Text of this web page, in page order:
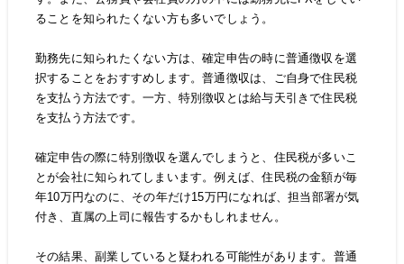
ることを知られたくない方も多いでしょう。
勤務先に知られたくない方は、確定申告の時に普通徴収を選
択することをおすすめします。普通徴収は、ご自身で住民税
を支払う方法です。一方、特別徴収とは給与天引きで住民税
を支払う方法です。
確定申告の際に特別徴収を選んでしまうと、住民税が多いこ
とが会社に知られてしまいます。例えば、住民税の金額が毎
年10万円なのに、その年だけ15万円になれば、担当部署が気
付き、直属の上司に報告するかもしれません。
その結果、副業していると疑われる可能性があります。普通